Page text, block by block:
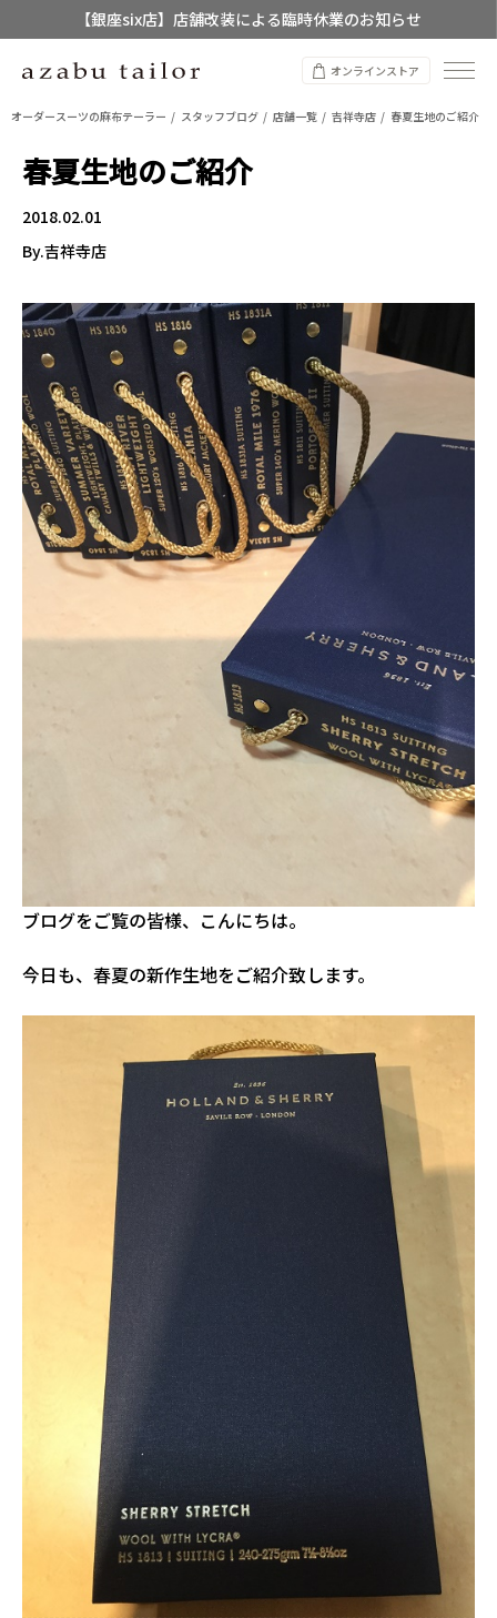
【店舗限定】レディースオーダースーツ
8/12~8/16 夏季休業のお知らせオンラインストア
オーダースーツの麻布テーラー スタッフブログ 店舗一覧 吉祥寺店 春夏生地のご紹介
春夏生地のご紹介
2018.02.01
By.吉祥寺店
ブログをご覧の皆様、こんにちは。
今日も、春夏の新作生地をご紹介致します。